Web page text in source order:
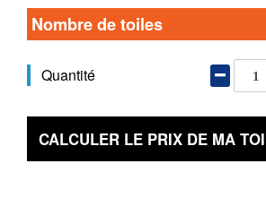
Nombre de toiles
Quantité
CALCULER LE PRIX DE MA